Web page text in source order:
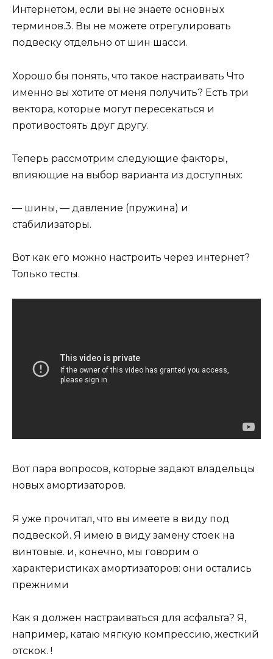
Интернетом, если вы не знаете основных
терминов.3. Вы не можете отрегулировать
подвеску отдельно от шин шасси.
Хорошо бы понять, что такое настраивать Что
именно вы хотите от меня получить? Есть три
вектора, которые могут пересекаться и
противостоять друг другу.
Теперь рассмотрим следующие факторы,
влияющие на выбор варианта из доступных:
— шины, — давление (пружина) и
стабилизаторы.
Вот как его можно настроить через интернет?
Только тесты.
Вот пара вопросов, которые задают владельцы
новых амортизаторов.
Я уже прочитал, что вы имеете в виду под
подвеской. Я имею в виду замену стоек на
винтовые. и, конечно, мы говорим о
характеристиках амортизаторов: они остались
прежними
Как я должен настраиваться для асфальта? Я,
например, катаю мягкую компрессию, жесткий
отскок. !